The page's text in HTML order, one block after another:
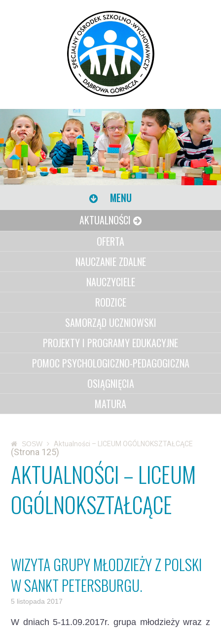
MENU
AKTUALNOŚCI
OFERTA
NAUCZANIE ZDALNE
NAUCZYCIELE
RODZICE
SAMORZĄD UCZNIOWSKI
PROJEKTY I PROGRAMY EDUKACYJNE
POMOC PSYCHOLOGICZNO-PEDAGOGICZNA
OSIĄGNIĘCIA
MATURA
SOSW Aktualności – LICEUM OGÓLNOKSZTAŁCĄCE
(Strona 125)
AKTUALNOŚCI – LICEUM
OGÓLNOKSZTAŁCĄCE
WIZYTA GRUPY MŁODZIEŻY Z POLSKI
W SANKT PETERSBURGU.
5 listopada 2017
W dniach 5-11.09.2017r. grupa młodzieży wraz z